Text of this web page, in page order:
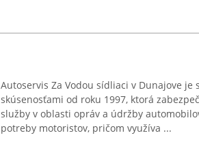
Autoservis Za Vodou sídliaci v Dunajove je
skúsenosťami od roku 1997, ktorá
služby v oblasti opráv a údržby
potreby motoristov, pričom využíva ...